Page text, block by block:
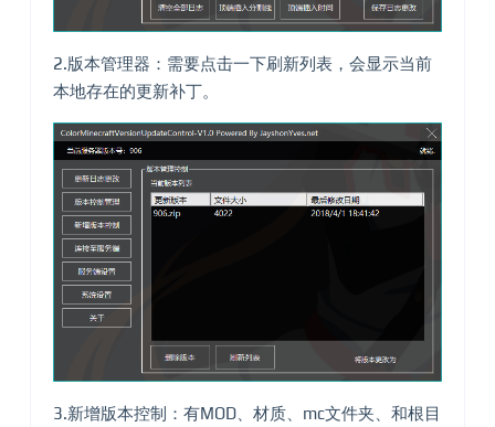
2.版本管理器：需要点击一下刷新列表，会显示当前
本地存在的更新补丁。
3.新增版本控制：有MOD、材质、mc文件夹、和根目